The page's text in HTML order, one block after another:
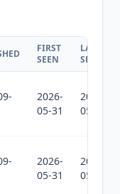
FIRST
SEEN
LAST
SEEN
2026-
05-31
2026-
05-31
2026-
05-31
2026-
05-31